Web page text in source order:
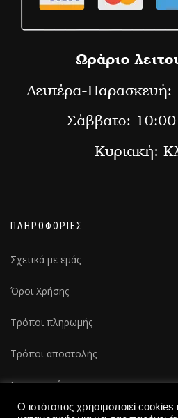
ΠΛΗΡΟΦΟΡΙΕΣ
Σχετικά με εμάς
Όροι Χρήσης
Τρόποι πληρωμής
Τρόποι αποστολής
Επικοινωνία
Ο ιστότοπος χρησιμοποιεί cookies